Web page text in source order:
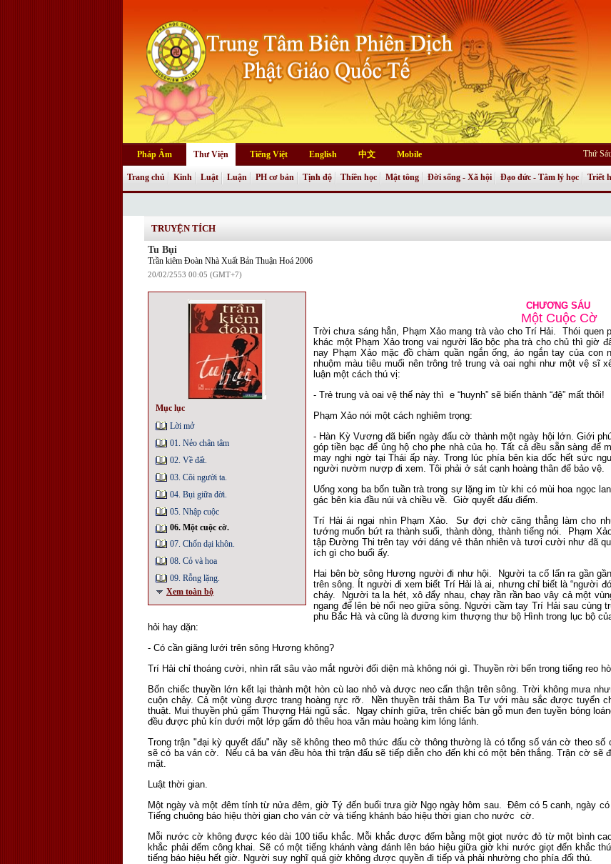
Pháp Âm Thư Viện Tiếng Việt English 中文 Mobile Thứ
Trang chủ Kinh Luật Luận PH cơ bản Tịnh độ Thiền học Mật tông Đời sống - Xã hội Đạo đức - Tâm lý học Triết
TRUYỆN TÍCH
Tu Bụi
Trần kiêm Đoàn Nhà Xuất Bản Thuận Hoá 2006
20/02/2553 00:05 (GMT+7)
Mục lục
Lời mở
01. Nẻo chân tâm
02. Về đất.
03. Cõi người ta.
04. Bụi giữa đời.
05. Nhập cuộc
06. Một cuộc cờ.
07. Chốn dại khôn.
08. Cỏ và hoa
09. Rỗng lặng.
Xem toàn bộ
CHƯƠNG SÁU
Một Cuộc Cờ
Trời chưa sáng hẳn, Phạm Xảo mang trà vào cho Trí Hải. Thói quen
khác một Phạm Xảo trong vai người lão bộc pha trà cho chủ thì giờ
nay Phạm Xảo mặc đồ chàm quần ngắn ống, áo ngắn tay của
nhuộm màu tiêu muối nên trông trẻ trung và oai nghi như một vệ sĩ
luận một cách thú vị:
- Trẻ trung và oai vệ thế này thì e “huynh” sẽ biến thành “đệ” mất thôi!
Phạm Xảo nói một cách nghiêm trọng:
- Hàn Kỳ Vương đã biến ngày đấu cờ thành một ngày hội lớn. Giới
góp tiền bạc để ủng hộ cho phe nhà của họ. Tất cả đều sẵn sàng để
may nghi ngờ tại Thái ấp này. Trong lúc phía bên kia dốc hết sức
người nườm nượp đi xem. Tôi phải ở sát cạnh hoàng thân để bảo vệ.
Uống xong ba bốn tuần trà trong sự lặng im từ khi có mùi hoa ngọc
gác bên kia đầu núi và chiều về. Giờ quyết đấu điểm.
Trí Hải ái ngại nhìn Phạm Xảo. Sự đợi chờ căng thẳng làm cho
tướng muốn bứt ra thành suối, thành dòng, thành tiếng nói. Phạm
tập Đường Thi trên tay với dáng vẻ thản nhiên và tươi cười như đã
ích gì cho buổi ấy.
Hai bên bờ sông Hương người đi như hội. Người ta cố lấn ra gần
trên sông. Ít người đi xem biết Trí Hải là ai, nhưng chỉ biết là “người
cháy. Người ta la hét, xô đẩy nhau, chạy rần rần bao vây cả một
ngang để lên bè nổi neo giữa sông. Người cầm tay Trí Hải sau cùng
phu Bắc Hà và cũng là đương kim thượng thư bộ Hình trong lục bộ
hỏi hay dặn:
- Có cần giăng lưới trên sông Hương không?
Trí Hải chỉ thoáng cười, nhìn rất sâu vào mắt người đối diện mà không nói gì. Thuyền rời bến trong tiếng reo
Bốn chiếc thuyền lớn kết lại thành một hòn cù lao nhỏ và được neo cẩn thận trên sông. Trời không mưa
cuộn chảy. Cả một vùng được trang hoàng rực rỡ. Nền thuyền trải thảm Ba Tư với màu sắc được tuyển
thuật. Mui thuyền phủ gấm Thượng Hải ngũ sắc. Ngay chính giữa, trên chiếc bàn gỗ mun đen tuyền bóng
đều được phủ kín dưới một lớp gấm đỏ thêu hoa văn màu hoàng kim lóng lánh.
Trong trận "đại kỳ quyết đấu" nầy sẽ không theo mô thức đấu cờ thông thường là có tổng số ván cờ theo số
sẽ có ba ván cờ. Nếu cả ba ván đều hòa thì trận đấu sẽ tiếp diễn cho đến khi có một bên thắng. Trận cờ sẽ
mặt.
Luật thời gian.
Một ngày và một đêm tính từ nửa đêm, giờ Tý đến buổi trưa giờ Ngọ ngày hôm sau. Đêm có 5 canh, ngày
Tiếng chuông báo hiệu thời gian cho ván cờ và tiếng khánh báo hiệu thời gian cho nước cờ.
Mỗi nước cờ không được kéo dài 100 tiểu khắc. Mỗi khắc được đếm bằng một giọt nước đỏ từ một bình
khắc phải đếm công khai. Sẽ có một tiếng khánh vàng đánh lên báo hiệu giữa giờ khi nước giọt đến khắc
tiếng báo hiệu hết giờ. Người suy nghĩ quá giờ không được quyền đi tiếp và phải nhường cho phía đối thủ.